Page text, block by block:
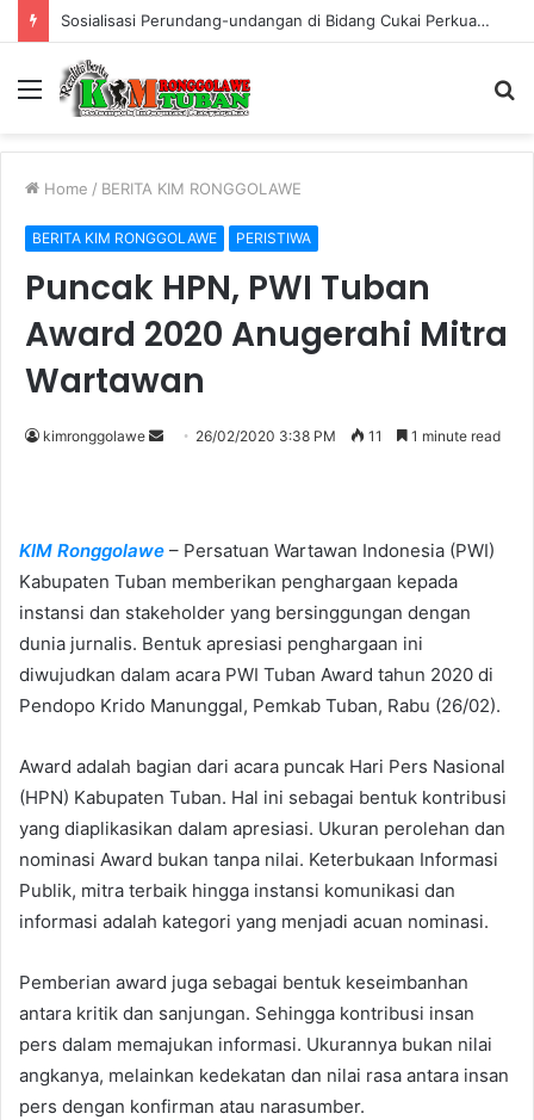
Sosialisasi Perundang-undangan di Bidang Cukai Perkuat Komitmen Berantas Rokok Ilegal di Kabupaten Tuban
Menu
Home / BERITA KIM RONGGOLAWE
BERITA KIM RONGGOLAWE PERISTIWA
Puncak HPN, PWI Tuban
Award 2020 Anugerahi Mitra
Wartawan
kimronggolawe
a
n
e
m
26/02/2020 3:38 PM 11 1 minute read
KIM Ronggolawe – Persatuan Wartawan Indonesia (PWI)
Kabupaten Tuban memberikan penghargaan kepada
instansi dan stakeholder yang bersinggungan dengan
dunia jurnalis. Bentuk apresiasi penghargaan ini
diwujudkan dalam acara PWI Tuban Award tahun 2020 di
Pendopo Krido Manunggal, Pemkab Tuban, Rabu (26/02).
Award adalah bagian dari acara puncak Hari Pers Nasional
(HPN) Kabupaten Tuban. Hal ini sebagai bentuk kontribusi
yang diaplikasikan dalam apresiasi. Ukuran perolehan dan
nominasi Award bukan tanpa nilai. Keterbukaan Informasi
Publik, mitra terbaik hingga instansi komunikasi dan
informasi adalah kategori yang menjadi acuan nominasi.
Pemberian award juga sebagai bentuk keseimbanhan
antara kritik dan sanjungan. Sehingga kontribusi insan
pers dalam memajukan informasi. Ukurannya bukan nilai
angkanya, melainkan kedekatan dan nilai rasa antara insan
pers dengan konfirman atau narasumber.